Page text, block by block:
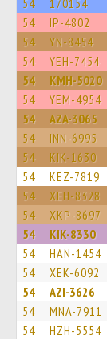
54 170154
54 IP-4802
54 YN-8454
54 YEH-7454
54 KMH-5020
54 YEM-4954
54 AZA-3065
54 INN-6995
54 KIK-1630
54 KEZ-7819
54 XEH-8328
54 XKP-8697
54 KIK-8330
54 HAN-1454
54 XEK-6092
54 AZI-3626
54 MNA-7911
54 HZH-5554